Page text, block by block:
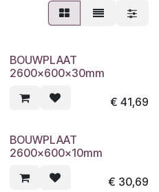
BOUWPLAAT
2600x600x30mm
€ 41,69
BOUWPLAAT
2600x600x10mm
€ 30,69